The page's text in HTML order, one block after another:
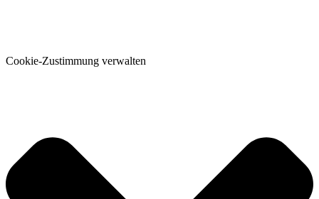
Cookie-Zustimmung verwalten